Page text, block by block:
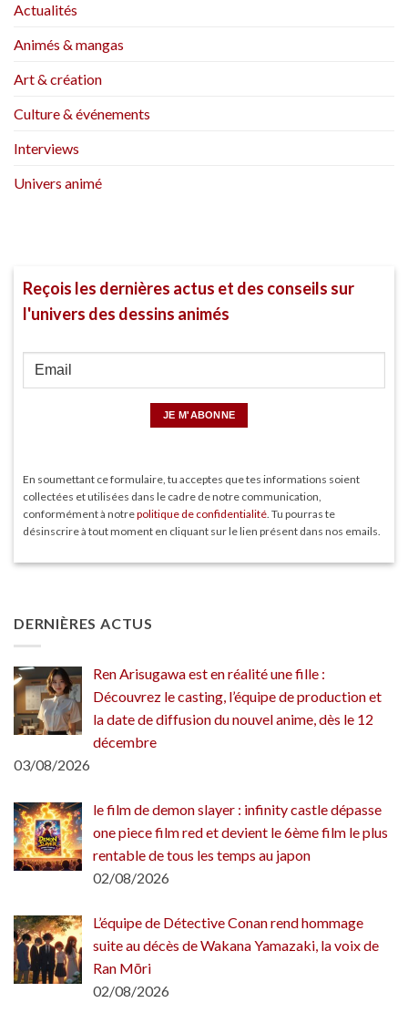
Actualités
Animés & mangas
Art & création
Culture & événements
Interviews
Univers animé
Reçois les dernières actus et des conseils sur
l'univers des dessins animés
En soumettant ce formulaire, tu acceptes que tes informations soient
collectées et utilisées dans le cadre de notre communication,
conformément à notrepolitique de confidentialité . Tu pourras te
désinscrire à tout moment en cliquant sur le lien présent dans nos emails.
DERNIÈRES ACTUS
Ren Arisugawa est en réalité une fille :
Découvrez le casting, l’équipe de production et
la date de diffusion du nouvel anime, dès le 12
décembre
03/08/2026
le film de demon slayer : infinity castle dépasse
one piece film red et devient le 6ème film le plus
rentable de tous les temps au japon
02/08/2026
L’équipe de Détective Conan rend hommage
suite au décès de Wakana Yamazaki, la voix de
Ran Mōri
02/08/2026